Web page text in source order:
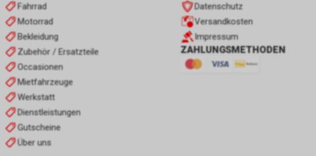
Fahrrad
Motorrad
Bekleidung
Zubehör / Ersatzteile
Occasionen
Mietfahrzeuge
Werkstatt
Dienstleistungen
Gutscheine
Über uns
Datenschutz
Versandkosten
Impressum
ZAHLUNGSMETHODEN